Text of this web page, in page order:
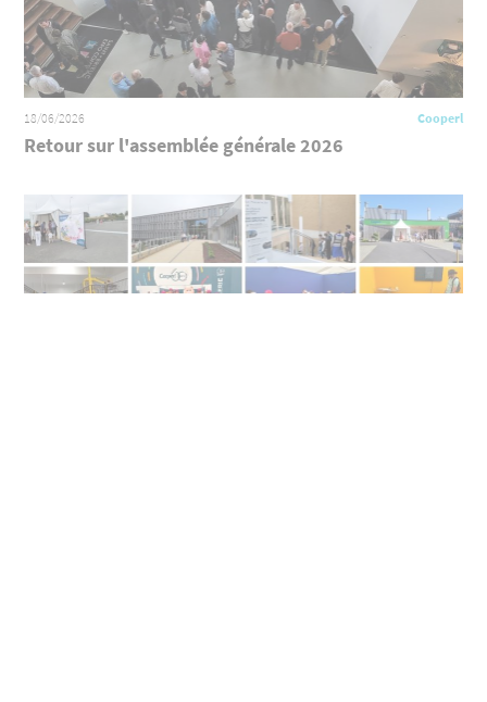
18/06/2026 Cooperl
Retour sur l'assemblée générale 2026